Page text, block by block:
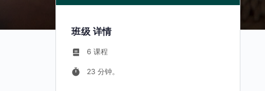
班级 详情
6 课程
23 分钟。